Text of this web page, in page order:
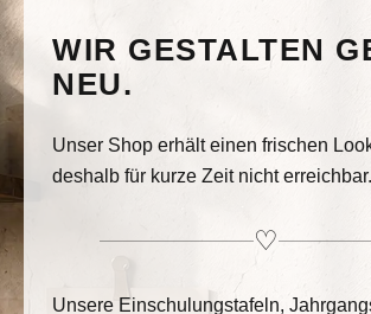
WIR GESTALTEN
NEU.
Unser Shop erhält einen frischen
deshalb für kurze Zeit nicht erreichbar.
♡
Unsere Einschulungstafeln,